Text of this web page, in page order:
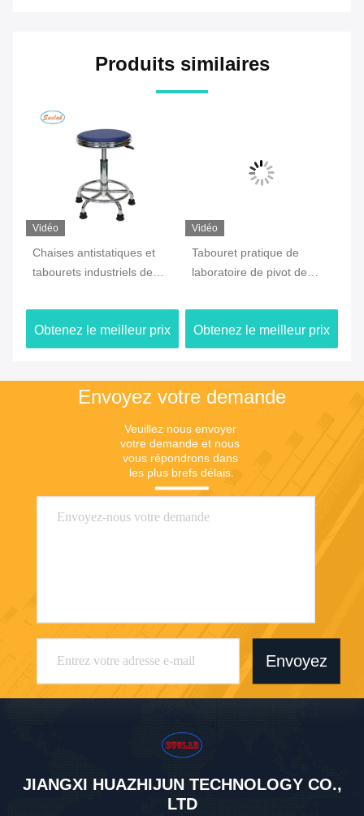
Produits similaires
Vidéo
Chaises antistatiques et
tabourets industriels de
le dessus en cuir d'unité
centrale
Obtenez le meilleur prix
Vidéo
Tabouret pratique de
laboratoire de pivot de
roues de laboratoire et
tabourets
Obtenez le meilleur prix
Envoyez votre demande
Veuillez nous envoyer
votre demande et nous
vous répondrons dans
les plus brefs délais.
Envoyez
JIANGXI HUAZHIJUN TECHNOLOGY CO.,
LTD